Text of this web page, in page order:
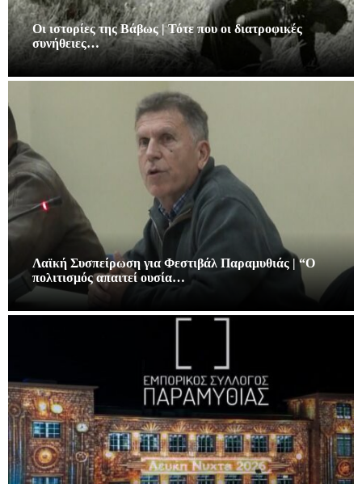
Οι ιστορίες της Βάβως | Τότε που οι διατροφικές
συνήθειες…
Λαϊκή Συσπείρωση για Φεστιβάλ Παραμυθιάς | “Ο
πολιτισμός απαιτεί ουσία…